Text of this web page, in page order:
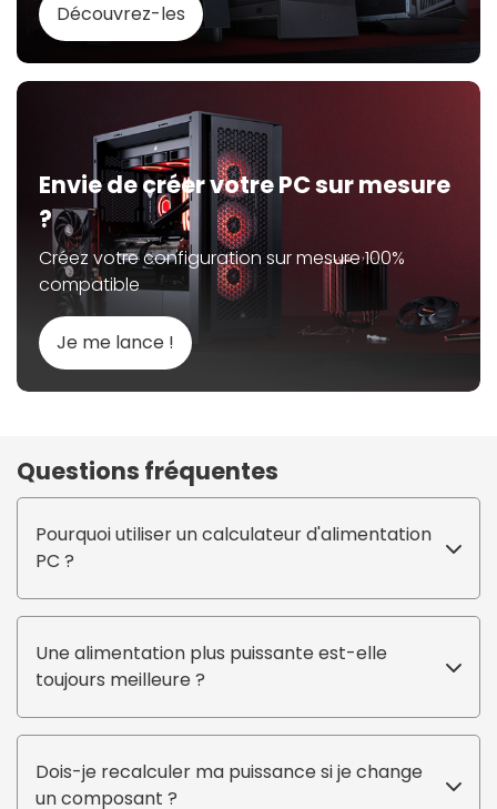
Découvrez-les
Envie de créer votre PC sur mesure
?
Créez votre configuration sur mesure 100%
compatible
Je me lance !
Questions fréquentes
Pourquoi utiliser un calculateur d'alimentation
PC ?
Une alimentation plus puissante est-elle
toujours meilleure ?
Dois-je recalculer ma puissance si je change
un composant ?